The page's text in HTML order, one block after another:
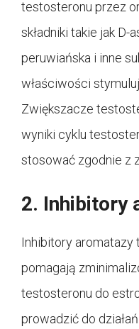
testosteronu przez
składniki takie jak D-
peruwiańska i inne
właściwości
Zwiększacze
wyniki cyklu
stosować zgodnie z
2. Inhibitory
Inhibitory aromatazy
pomagają
testosteronu do
prowadzić do